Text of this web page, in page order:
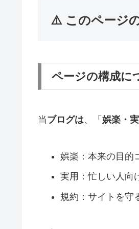
⚠️ このページ
ページの構成に
当ブログは、「 娯楽・
娯楽：本来の目的
実用：忙しい人向
規約：サイトを守